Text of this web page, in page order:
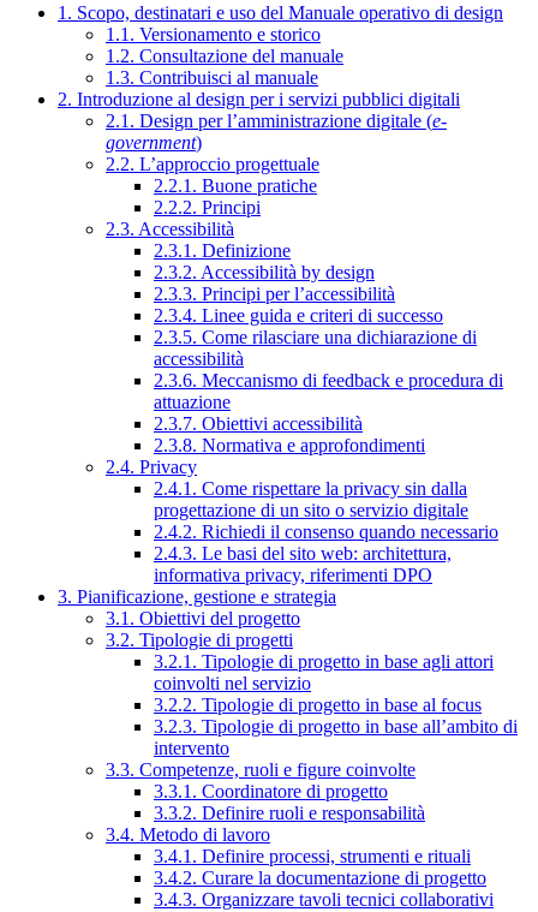
1. Scopo, destinatari e uso del Manuale operativo di design
1.1. Versionamento e storico
1.2. Consultazione del manuale
1.3. Contribuisci al manuale
2. Introduzione al design per i servizi pubblici digitali
2.1. Design per l’amministrazione digitale (e-
government)
2.2. L’approccio progettuale
2.2.1. Buone pratiche
2.2.2. Principi
2.3. Accessibilità
2.3.1. Definizione
2.3.2. Accessibilità by design
2.3.3. Principi per l’accessibilità
2.3.4. Linee guida e criteri di successo
2.3.5. Come rilasciare una dichiarazione di
accessibilità
2.3.6. Meccanismo di feedback e procedura di
attuazione
2.3.7. Obiettivi accessibilità
2.3.8. Normativa e approfondimenti
2.4. Privacy
2.4.1. Come rispettare la privacy sin dalla
progettazione di un sito o servizio digitale
2.4.2. Richiedi il consenso quando necessario
2.4.3. Le basi del sito web: architettura,
informativa privacy, riferimenti DPO
3. Pianificazione, gestione e strategia
3.1. Obiettivi del progetto
3.2. Tipologie di progetti
3.2.1. Tipologie di progetto in base agli attori
coinvolti nel servizio
3.2.2. Tipologie di progetto in base al focus
3.2.3. Tipologie di progetto in base all’ambito di
intervento
3.3. Competenze, ruoli e figure coinvolte
3.3.1. Coordinatore di progetto
3.3.2. Definire ruoli e responsabilità
3.4. Metodo di lavoro
3.4.1. Definire processi, strumenti e rituali
3.4.2. Curare la documentazione di progetto
3.4.3. Organizzare tavoli tecnici collaborativi